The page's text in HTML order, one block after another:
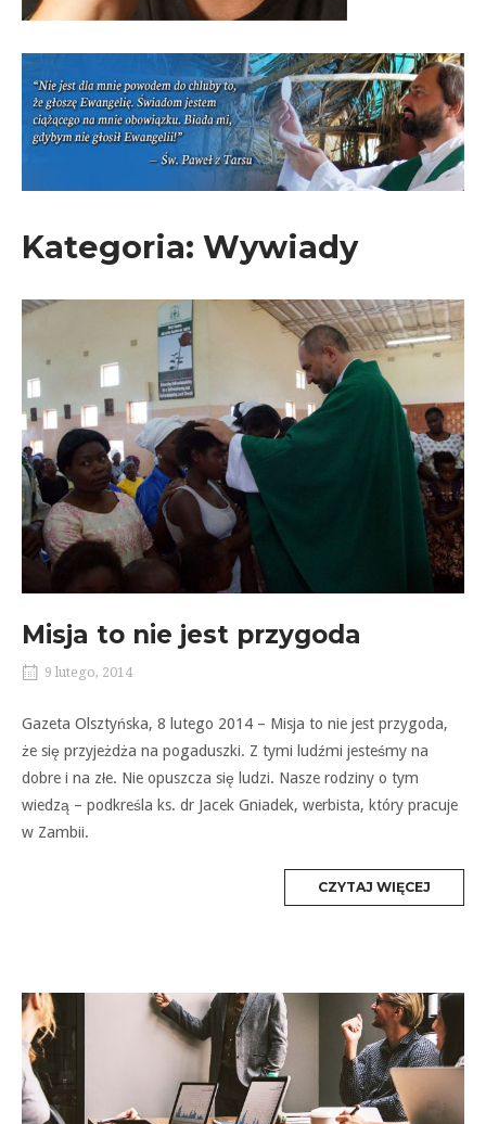
Kategoria: Wywiady
Misja to nie jest przygoda
9 lutego, 2014
Gazeta Olsztyńska, 8 lutego 2014 – Misja to nie jest przygoda,
że się przyjeżdża na pogaduszki. Z tymi ludźmi jesteśmy na
dobre i na złe. Nie opuszcza się ludzi. Nasze rodziny o tym
wiedzą – podkreśla ks. dr Jacek Gniadek, werbista, który pracuje
w Zambii.
CZYTAJ WIĘCEJ